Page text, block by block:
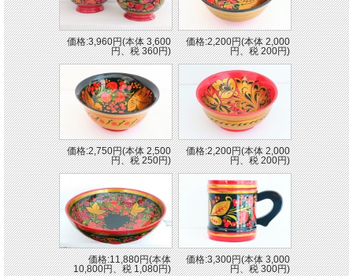
価格:3,960円(本体 3,600
円、税 360円)
価格:2,200円(本体 2,000
円、税 200円)
価格:2,750円(本体 2,500
円、税 250円)
価格:2,200円(本体 2,000
円、税 200円)
価格:11,880円(本体
10,800円、税 1,080円)
価格:3,300円(本体 3,000
円、税 300円)